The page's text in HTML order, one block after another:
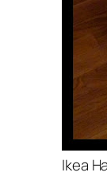
Ikea